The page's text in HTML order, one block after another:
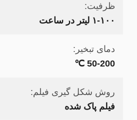
ظرفیت:
۱-۱۰۰ لیتر در ساعت
دمای تبخیر:
50-200 ℃
روش شکل گیری فیلم:
فیلم پاک شده